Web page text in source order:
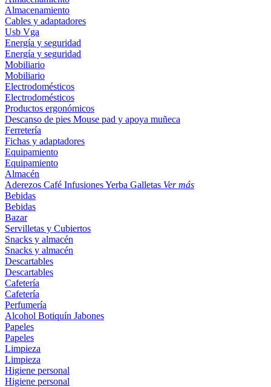
Almacenamiento
Cables y adaptadores
Usb Vga
Energía y seguridad
Energía y seguridad
Mobiliario
Mobiliario
Electrodomésticos
Electrodomésticos
Productos ergonómicos
Descanso de pies Mouse pad y apoya muñeca
Ferretería
Fichas y adaptadores
Equipamiento
Equipamiento
Almacén
Aderezos Café InfusionesYerba Galletas Ver más
Bebidas
Bebidas
Bazar
Servilletas y Cubiertos
Snacks y almacén
Snacks y almacén
Descartables
Descartables
Cafetería
Cafetería
Perfumería
Alcohol Botiquín Jabones
Papeles
Papeles
Limpieza
Limpieza
Higiene personal
Higiene personal